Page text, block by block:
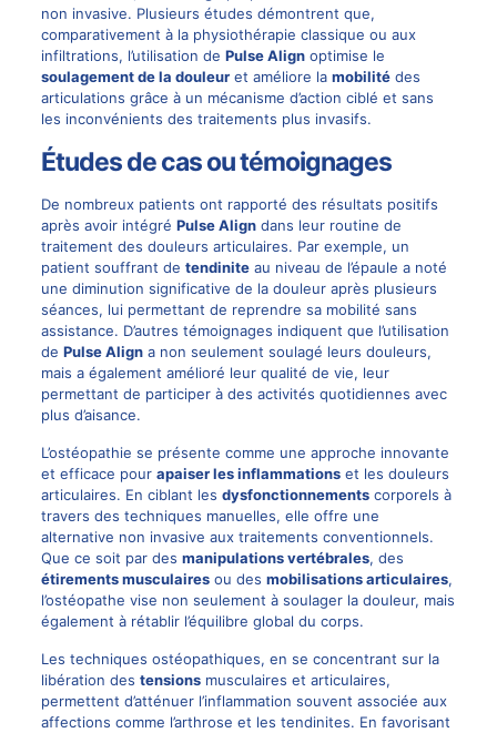
non invasive. Plusieurs études démontrent que,
comparativement à la physiothérapie classique ou aux
infiltrations, l’utilisation de Pulse Alignoptimise le
soulagement de la douleuret améliore la mobilitédes
articulations grâce à un mécanisme d’action ciblé et sans
les inconvénients des traitements plus invasifs.
Études de cas ou témoignages
De nombreux patients ont rapporté des résultats positifs
après avoir intégré Pulse Aligndans leur routine de
traitement des douleurs articulaires. Par exemple, un
patient souffrant de tendiniteau niveau de l’épaule a noté
une diminution significative de la douleur après plusieurs
séances, lui permettant de reprendre sa mobilité sans
assistance. D’autres témoignages indiquent que l’utilisation
de Pulse Aligna non seulement soulagé leurs douleurs,
mais a également amélioré leur qualité de vie, leur
permettant de participer à des activités quotidiennes avec
plus d’aisance.
L’ostéopathie se présente comme une approche innovante
et efficace pour apaiser les inflammationset les douleurs
articulaires. En ciblant les dysfonctionnementscorporels à
travers des techniques manuelles, elle offre une
alternative non invasive aux traitements conventionnels.
Que ce soit par des manipulations vertébrales, des
étirements musculairesou des mobilisations articulaires,
l’ostéopathe vise non seulement à soulager la douleur, mais
également à rétablir l’équilibre global du corps.
Les techniques ostéopathiques, en se concentrant sur la
libération des tensionsmusculaires et articulaires,
permettent d’atténuer l’inflammation souvent associée aux
affections comme l’arthrose et les tendinites. En favorisant